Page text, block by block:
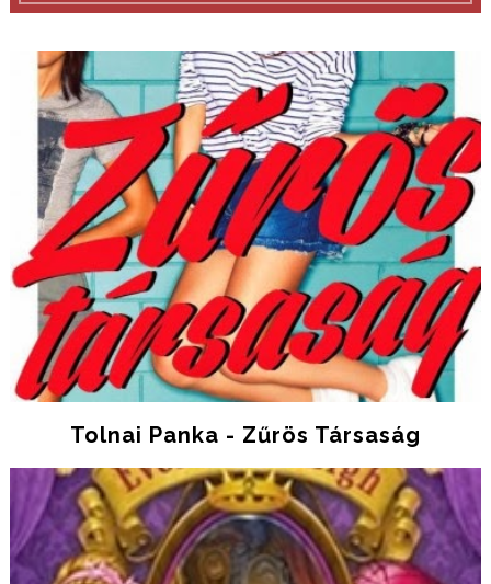
Tolnai Panka - Zűrös Társaság